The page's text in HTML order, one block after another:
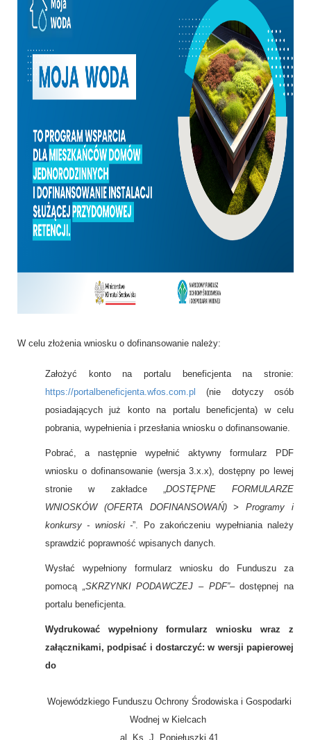
W celu złożenia wniosku o dofinansowanie należy:
Założyć konto na portalu beneficjenta na stronie:
https://portalbeneficjenta.wfos.com.pl (nie dotyczy osób
posiadających już konto na portalu beneficjenta) w celu
pobrania, wypełnienia i przesłania wniosku o dofinansowanie.
Pobrać, a następnie wypełnić aktywny formularz PDF
wniosku o dofinansowanie (wersja 3.x.x), dostępny po lewej
stronie w zakładce „ DOSTĘPNE FORMULARZE
WNIOSKÓW (OFERTA DOFINANSOWAŃ) > Programy i
konkursy - wnioski -”. Po zakończeniu wypełniania należy
sprawdzić poprawność wpisanych danych.
Wysłać wypełniony formularz wniosku do Funduszu za
pomocą
„SKRZYNKI PODAWCZEJ – PDF”–dostępnej na
portalu beneficjenta.
Wydrukować wypełniony formularz wniosku wraz z
załącznikami, podpisać i dostarczyć: w wersji papierowej
do
Wojewódzkiego Funduszu Ochrony Środowiska i Gospodarki
Wodnej w Kielcach
al. Ks. J. Popiełuszki 41